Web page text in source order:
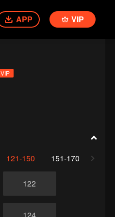
APP VIP
VIP
121-150 151-170
122